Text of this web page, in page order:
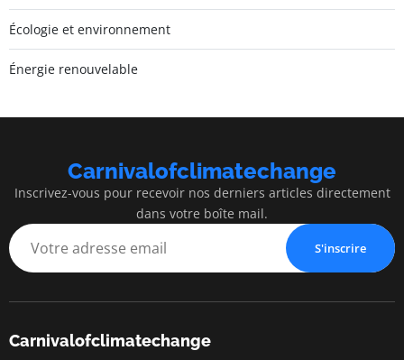
Écologie et environnement
Énergie renouvelable
Carnivalofclimatechange
Inscrivez-vous pour recevoir nos derniers articles directement
dans votre boîte mail.
S'inscrire
Carnivalofclimatechange